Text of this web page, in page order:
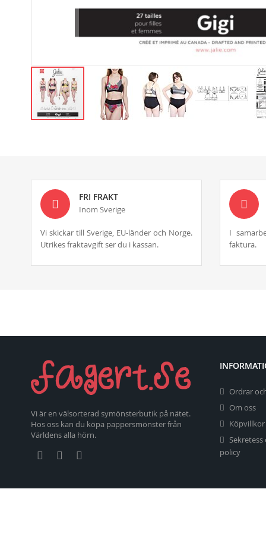
the
images
gallery
FRI FRAKT
Inom Sverige
Vi skickar till Sverige, EU-länder och Norge.
Utrikes fraktavgift ser du i kassan.
I
faktura.
Vi är en välsorterad symönsterbutik på nätet.
Hos oss kan du köpa pappersmönster från
Världens alla hörn.
Ordrar
Om oss
Köpvillkor
Sekretess
policy